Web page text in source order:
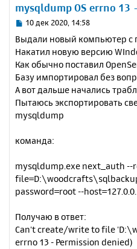
mysqldump OS errno 13
С
о
б
щ
е
н
е
10 дек 2020, 14:58
Выдали новый компьютер с
Накатил новую версию
Как обычно поставил
Базу импортировал без
А вот дальше начались
Пытаюсь экспортировать
mysqldump
команда:
mysqldump.exe next_auth --
password=root --
Получаю в ответ:
Can't create/write to file
errno 13 - Permission denied)